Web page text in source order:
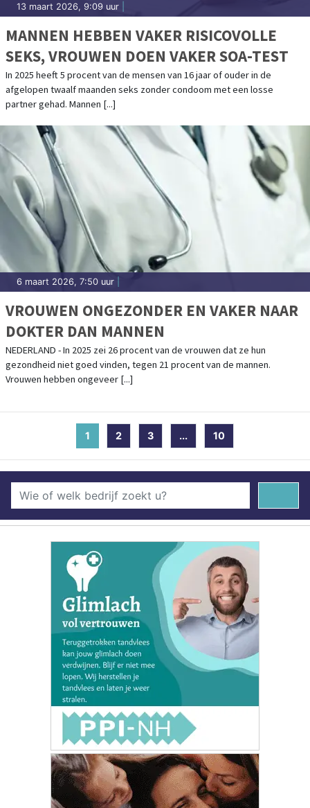
13 maart 2026, 9:09 uur
MANNEN HEBBEN VAKER RISICOVOLLE
SEKS, VROUWEN DOEN VAKER SOA-TEST
In 2025 heeft 5 procent van de mensen van 16 jaar of ouder in de
afgelopen twaalf maanden seks zonder condoom met een losse
partner gehad. Mannen [...]
6 maart 2026, 7:50 uur
VROUWEN ONGEZONDER EN VAKER NAAR
DOKTER DAN MANNEN
NEDERLAND - In 2025 zei 26 procent van de vrouwen dat ze hun
gezondheid niet goed vinden, tegen 21 procent van de mannen.
Vrouwen hebben ongeveer [...]
1 (current)
2 3 ... 10